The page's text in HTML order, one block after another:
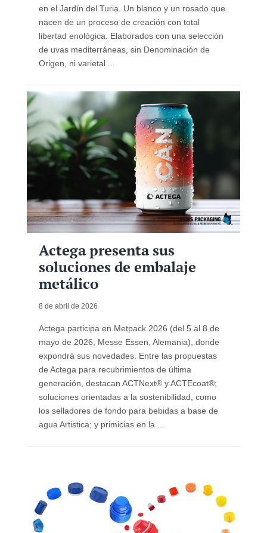
en el Jardín del Turia. Un blanco y un rosado que
nacen de un proceso de creación con total
libertad enológica. Elaborados con una selección
de uvas mediterráneas, sin Denominación de
Origen, ni varietal ...
Actega presenta sus
soluciones de embalaje
metálico
8 de abril de 2026
Actega participa en Metpack 2026 (del 5 al 8 de
mayo de 2026, Messe Essen, Alemania), donde
expondrá sus novedades. Entre las propuestas
de Actega para recubrimientos de última
generación, destacan ACTNext® y ACTEcoat®;
soluciones orientadas a la sostenibilidad, como
los selladores de fondo para bebidas a base de
agua Artistica; y primicias en la ...